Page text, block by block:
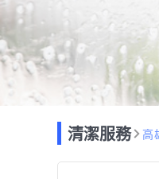
清潔服務 高